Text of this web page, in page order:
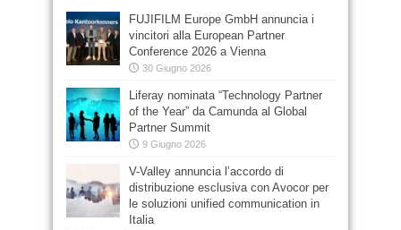
FUJIFILM Europe GmbH annuncia i
vincitori alla European Partner
Conference 2026 a Vienna
30 Giugno 2026
Liferay nominata “Technology Partner
of the Year” da Camunda al Global
Partner Summit
9 Giugno 2026
V-Valley annuncia l’accordo di
distribuzione esclusiva con Avocor per
le soluzioni unified communication in
Italia